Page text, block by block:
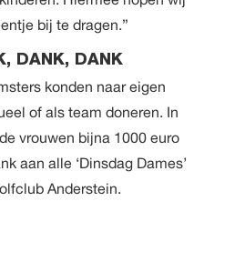
bij te dragen.”
DANK, DANK
konden naar eigen
of als team doneren. In
vrouwen bijna 1000 euro
aan alle ‘Dinsdag Dames’
Anderstein.